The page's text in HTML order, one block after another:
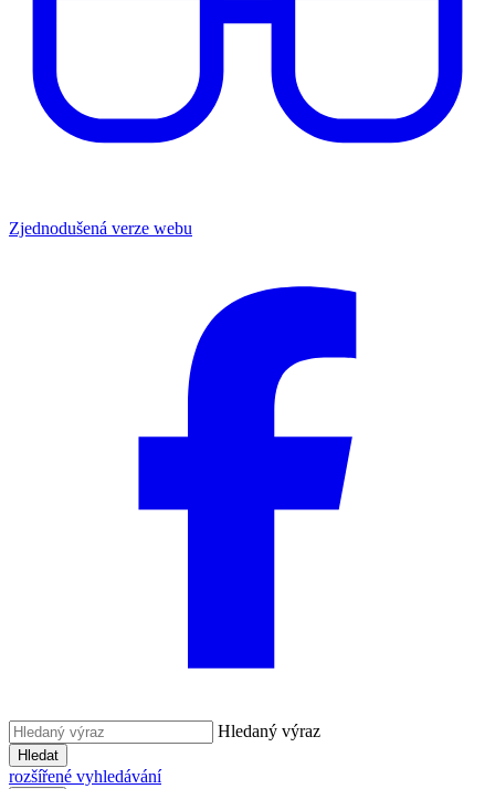
Zjednodušená verze webu
Hledaný výraz
Hledat
rozšířené vyhledávání